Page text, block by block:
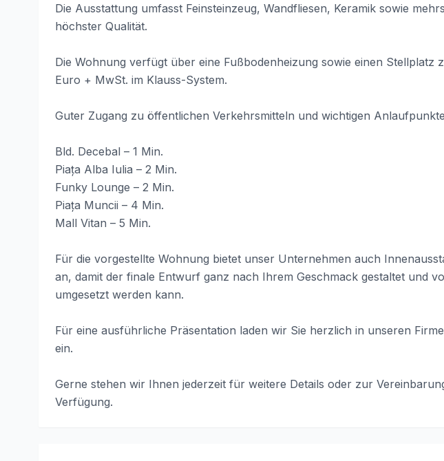
Die Ausstattung umfasst Feinsteinzeug, Wandfliesen, Keramik sowie
höchster Qualität.
Die Wohnung verfügt über eine Fußbodenheizung sowie einen Stellplatz
Euro + MwSt. im Klauss-System.
Guter Zugang zu öffentlichen Verkehrsmitteln und wichtigen
Bld. Decebal – 1 Min.
Piața Alba Iulia – 2 Min.
Funky Lounge – 2 Min.
Piața Muncii – 4 Min.
Mall Vitan – 5 Min.
Für die vorgestellte Wohnung bietet unser Unternehmen auch
an, damit der finale Entwurf ganz nach Ihrem Geschmack gestaltet und
umgesetzt werden kann.
Für eine ausführliche Präsentation laden wir Sie herzlich in unseren
ein.
Gerne stehen wir Ihnen jederzeit für weitere Details oder zur
Verfügung.